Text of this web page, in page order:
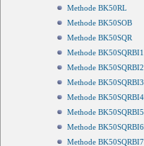
Methode BK50RL
Methode BK50SOB
Methode BK50SQR
Methode BK50SQRBI1
Methode BK50SQRBI2
Methode BK50SQRBI3
Methode BK50SQRBI4
Methode BK50SQRBI5
Methode BK50SQRBI6
Methode BK50SQRBI7